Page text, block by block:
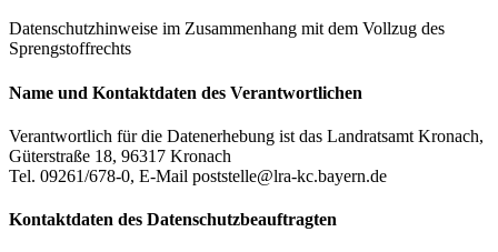
Datenschutzhinweise im Zusammenhang mit dem Vollzug des
Sprengstoffrechts
Name und Kontaktdaten des Verantwortlichen
Verantwortlich für die Datenerhebung ist das Landratsamt Kronach,
Güterstraße 18, 96317 Kronach
Tel. 09261/678-0, E-Mail poststelle@lra-kc.bayern.de
Kontaktdaten des Datenschutzbeauftragten